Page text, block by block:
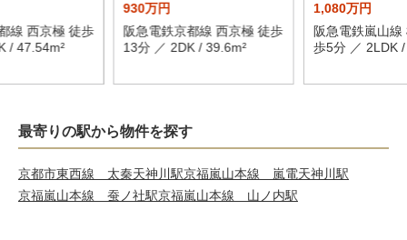
線 西京極 徒歩
/ 47.54m²
930万円
阪急電鉄京都線 西京極 徒歩
13分 ／ 2DK / 39.6m²
1,080万円
阪急電鉄嵐山線
歩5分 ／ 2LDK /
最寄りの駅から物件を探す
京都市東西線 太秦天神川駅京福嵐山本線 嵐電天神川駅
京福嵐山本線 蚕ノ社駅京福嵐山本線 山ノ内駅